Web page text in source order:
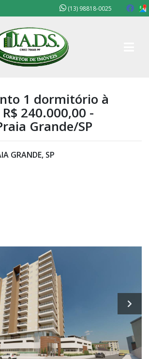
(13) 98818-0025
1 dormitório à
240.000,00 -
Grande/SP
GRANDE, SP